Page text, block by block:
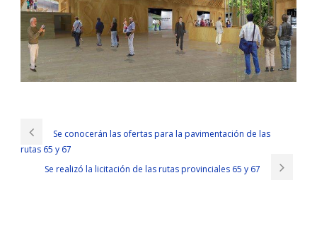
Se conocerán las ofertas para la pavimentación de las
rutas 65 y 67
Se realizó la licitación de las rutas provinciales 65 y 67